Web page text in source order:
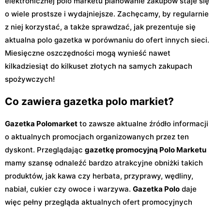
o wiele prostsze i wydajniejsze. Zachęcamy, by regularnie
z niej korzystać, a także sprawdzać, jak prezentuje się
aktualna polo gazetka w porównaniu do ofert innych sieci.
Miesięczne oszczędności mogą wynieść nawet
kilkadziesiąt do kilkuset złotych na samych zakupach
spożywczych!
Co zawiera gazetka polo markiet?
Gazetka Polomarket to zawsze aktualne źródło informacji
o aktualnych promocjach organizowanych przez ten
dyskont. Przeglądając gazetkę promocyjną Polo Marketu
mamy szansę odnaleźć bardzo atrakcyjne obniżki takich
produktów, jak kawa czy herbata, przyprawy, wędliny,
nabiał, cukier czy owoce i warzywa. Gazetka Polo daje
więc pełny przegląda aktualnych ofert promocyjnych